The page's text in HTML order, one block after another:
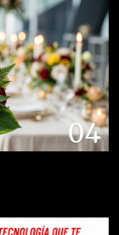
04